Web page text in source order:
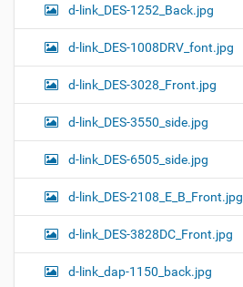
d-link_DES-1252_Back.jpg
d-link_DES-1008DRV_font.jpg
d-link_DES-3028_Front.jpg
d-link_DES-3550_side.jpg
d-link_DES-6505_side.jpg
d-link_DES-2108_E_B_Front.jpg
d-link_DES-3828DC_Front.jpg
d-link_dap-1150_back.jpg